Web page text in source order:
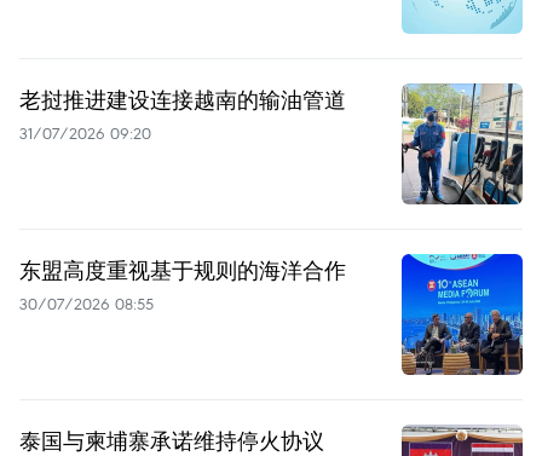
老挝推进建设连接越南的输油管道
31/07/2026 09:20
东盟高度重视基于规则的海洋合作
30/07/2026 08:55
泰国与柬埔寨承诺维持停火协议